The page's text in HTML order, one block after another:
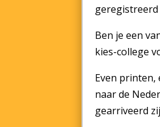
geregistreerd
Ben je een
kies-college
Even printen,
naar de
gearriveerd